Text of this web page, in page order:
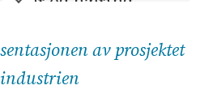
kvadratmeterav prosjektet